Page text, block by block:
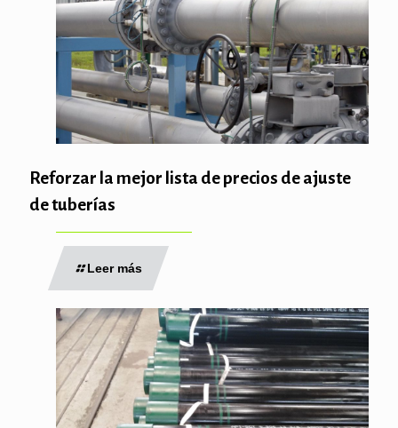
Reforzar la mejor lista de precios de ajuste
de tuberías
Leer más